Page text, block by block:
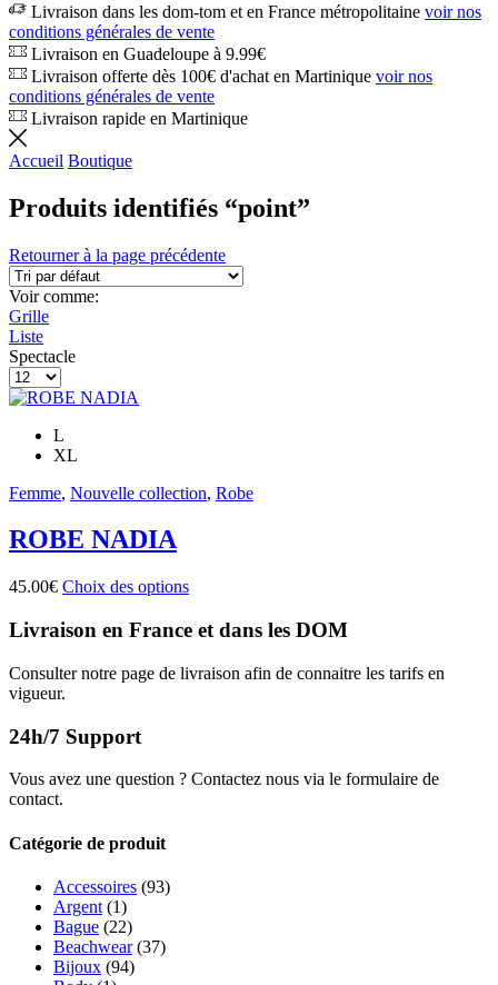
Livraison dans les dom-tom et en France métropolitaine voir nos
conditions générales de vente
Livraison en Guadeloupe à 9.99€
Livraison offerte dès 100€ d'achat en Martinique voir nos
conditions générales de vente
Livraison rapide en Martinique
Accueil Boutique
Produits identifiés “point”
Retourner à la page précédente
Voir comme:
Grille
Liste
Spectacle
Produits
par
L
XL
Femme, Nouvelle collection, Robe
ROBE NADIA
45.00€ Choix des optionsCe
a
variations.
Les
sur
Livraison en France et dans les DOM
Consulter notre page de livraison afin de connaitre les tarifs en
vigueur.
24h/7 Support
Vous avez une question ? Contactez nous via le formulaire de
contact.
Catégorie de produit
Accessoires (93)
Argent (1)
Bague (22)
Beachwear (37)
Bijoux (94)